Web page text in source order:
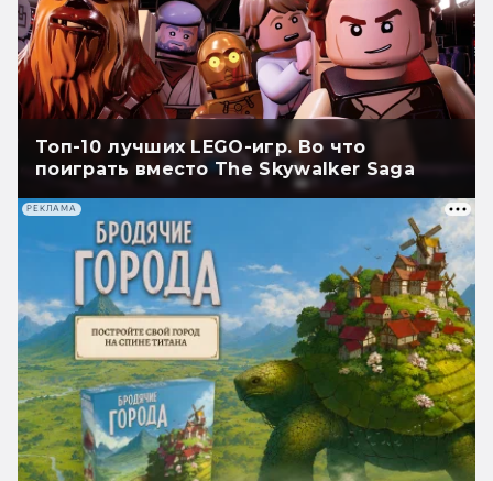
Топ-10 лучших LEGO-игр. Во что
поиграть вместо The Skywalker Saga
РЕКЛАМА